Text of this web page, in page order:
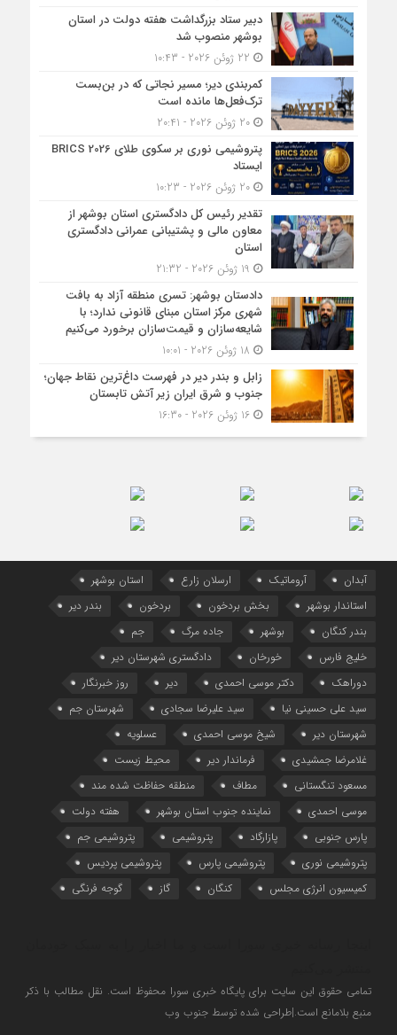
دبیر ستاد بزرگداشت هفته دولت در استان
بوشهر منصوب شد
کمربندی دیر؛ مسیر نجاتی که در بن‌بست
ترک‌فعل‌ها مانده است
20 ژوئن 2026 - 20:41
پتروشیمی نوری بر سکوی طلای BRICS 2026
ایستاد
20 ژوئن 2026 - 10:23
تقدیر رئیس کل دادگستری استان بوشهر از
معاون مالی و پشتیبانی عمرانی دادگستری
استان
دادستان بوشهر: تسری منطقه آزاد به بافت
شهری مرکز استان مبنای قانونی ندارد؛ با
شایعه‌سازان و قیمت‌سازان برخورد می‌کنیم
زابل و بندر دیر در فهرست داغ‌ترین نقاط جهان؛
جنوب و شرق ایران زیر آتش تابستان
16 ژوئن 2026 - 16:30
آبدان آروماتیک ارسلان زارع
استان بوشهر
استاندار بوشهر
بخش بردخون بردخون
بندر دیر
بندر کنگان
بوشهر جاده مرگ
جم
خلیج فارس
خورخان
دادگستری شهرستان دیر
دوراهک
دکتر موسی احمدی دیر
روز خبرنگار
سید علی حسینی نیا
سید علیرضا سجادی
شهرستان جم
شهرستان دیر
شیخ موسی احمدی
عسلویه
غلامرضا جمشیدی
فرماندار دیر
محیط زیست
مسعود تنگستانی
مطاف
منطقه حفاظت شده مند
موسی احمدی
نماینده جنوب استان بوشهر
هفته دولت
پارس جنوبی
پازارگاد پتروشیمی
پتروشیمی جم
پتروشیمی نوری
پتروشیمی پارس
پتروشیمی پردیس
کمیسیون انرژی مجلس
کنگان گاز گوجه فرنگی
تمامی حقوق این سایت برای پایگاه خبری سورا محفوظ است. نقل مطالب با ذکر
منبع بلامانع است.|طراحی شده توسط جنوب وب